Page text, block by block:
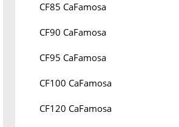
CF85 CaFamosa
CF90 CaFamosa
CF95 CaFamosa
CF100 CaFamosa
CF120 CaFamosa